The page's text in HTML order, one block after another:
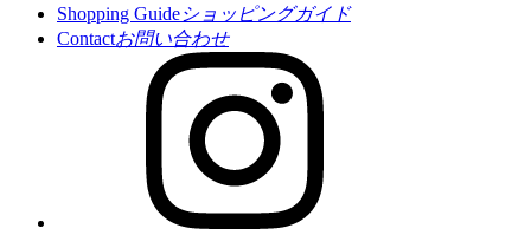
Shopping Guideショッピングガイド
Contactお問い合わせ